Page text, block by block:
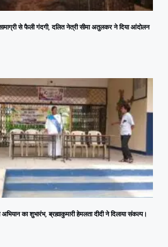
से फैली गंदगी, दलित नेत्री सीमा अतुलकर ने दिया आंदोलन
का शुभारंभ, ब्रह्माकुमारी हेमलता दीदी ने दिलाया संकल्प।